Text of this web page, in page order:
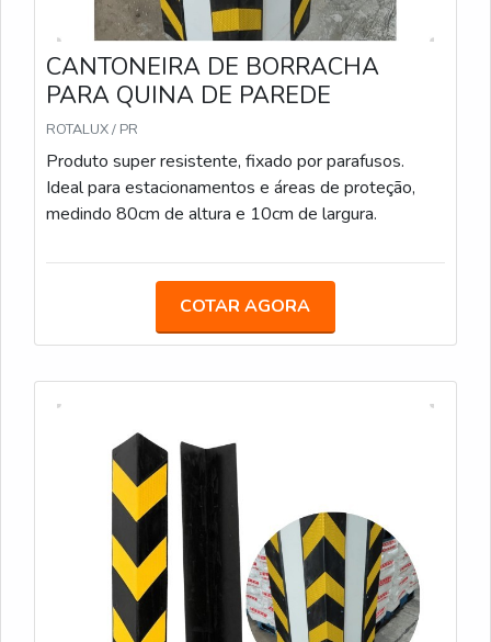
CANTONEIRA DE BORRACHA
PARA QUINA DE PAREDE
ROTALUX / PR
Produto super resistente, fixado por parafusos.
Ideal para estacionamentos e áreas de proteção,
medindo 80cm de altura e 10cm de largura.
COTAR AGORA